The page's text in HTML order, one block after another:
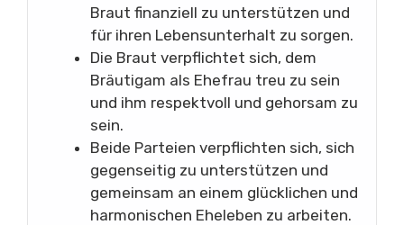
Braut finanziell zu unterstützen und
für ihren Lebensunterhalt zu sorgen.
Die Braut verpflichtet sich, dem
Bräutigam als Ehefrau treu zu sein
und ihm respektvoll und gehorsam zu
sein.
Beide Parteien verpflichten sich, sich
gegenseitig zu unterstützen und
gemeinsam an einem glücklichen und
harmonischen Eheleben zu arbeiten.